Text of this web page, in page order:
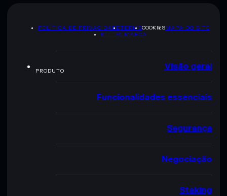
POLÍTICA DE PRIVACIDADETERMSCOOKIESMAPA DO SITE
KIT DA MARCA
PRODUTO Visão geral
Funcionalidades essenciais
Segurança
Negociação
Staking